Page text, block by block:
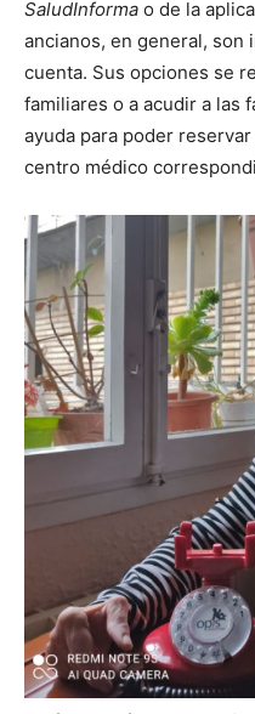
SaludInforma o de la
ancianos, en general, son
cuenta. Sus opciones se
familiares o a acudir a las
ayuda para poder
centro médico